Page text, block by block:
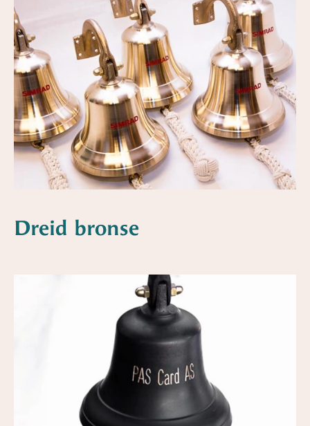
Dreid bronse